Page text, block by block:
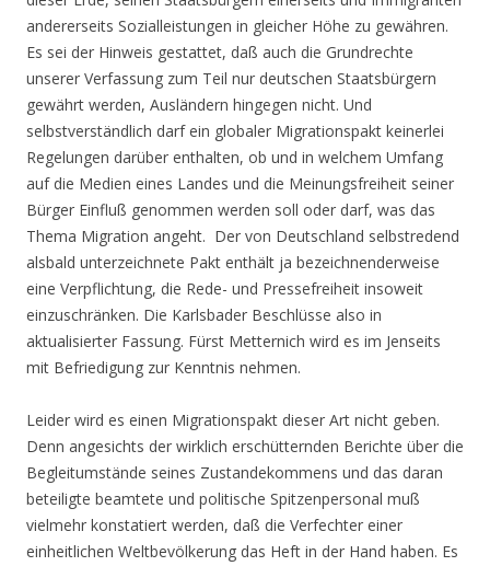
andererseits Sozialleistungen in gleicher Höhe zu gewähren.
Es sei der Hinweis gestattet, daß auch die Grundrechte
unserer Verfassung zum Teil nur deutschen Staatsbürgern
gewährt werden, Ausländern hingegen nicht. Und
selbstverständlich darf ein globaler Migrationspakt keinerlei
Regelungen darüber enthalten, ob und in welchem Umfang
auf die Medien eines Landes und die Meinungsfreiheit seiner
Bürger Einfluß genommen werden soll oder darf, was das
Thema Migration angeht. Der von Deutschland selbstredend
alsbald unterzeichnete Pakt enthält ja bezeichnenderweise
eine Verpflichtung, die Rede- und Pressefreiheit insoweit
einzuschränken. Die Karlsbader Beschlüsse also in
aktualisierter Fassung. Fürst Metternich wird es im Jenseits
mit Befriedigung zur Kenntnis nehmen.
Leider wird es einen Migrationspakt dieser Art nicht geben.
Denn angesichts der wirklich erschütternden Berichte über die
Begleitumstände seines Zustandekommens und das daran
beteiligte beamtete und politische Spitzenpersonal muß
vielmehr konstatiert werden, daß die Verfechter einer
einheitlichen Weltbevölkerung das Heft in der Hand haben. Es